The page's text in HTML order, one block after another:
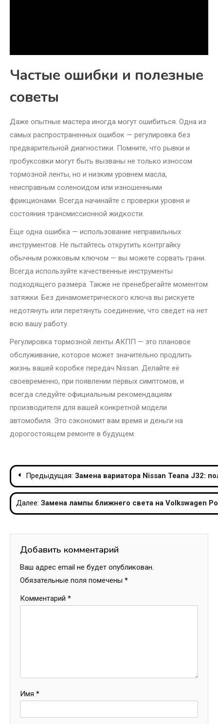
Частые ошибки и полезные
советы
Даже опытные мастера иногда могут ошибиться. Одна из
самых распространенных ошибок — регулировка без
предварительной диагностики. Помните, что рывки и
пробуксовки могут быть вызваны не только износом
тормозной ленты, но и низким уровнем масла,
неисправным соленоидом или изношенными
фрикционами. Всегда начинайте с проверки уровня и
состояния трансмиссионной жидкости.
Еще одна ошибка — использование неправильных
инструментов. Не пытайтесь открутить контргайку
обычным рожковым ключом — вы можете сорвать грани.
Всегда используйте качественные инструменты
подходящего размера. Также не пренебрегайте моментом
затяжки. Без динамометрического ключа вы рискуете
недотянуть или перетянуть соединение, что сведет на нет
всю вашу работу.
Регулировка тормозной ленты АКПП — это плановое
обслуживание, которое может значительно продлить
жизнь вашей коробке передач Nissan. Делайте её
своевременно, при появлении первых симптомов, и
всегда следуйте официальным рекомендациям
производителя для вашей конкретной модели
автомобиля. Это сэкономит вам время и деньги на
дорогостоящем ремонте в будущем.
Навигация
по
записям
Предыдущая: Замена вариатора Nissan Teana J32:
Далее: Замена лампы ближнего света на Volkswagen
Добавить комментарий
Ваш адрес email не будет опубликован.
Обязательные поля помечены *
Комментарий *
Имя *